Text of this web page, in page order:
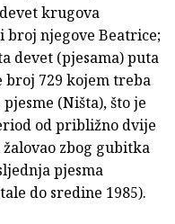
krugova
broj njegove Beatrice;
devet (pjesama) puta
broj 729 kojem treba
(Ništa), što je
od približno dvije
zbog gubitka
pjesma
do sredine 1985).